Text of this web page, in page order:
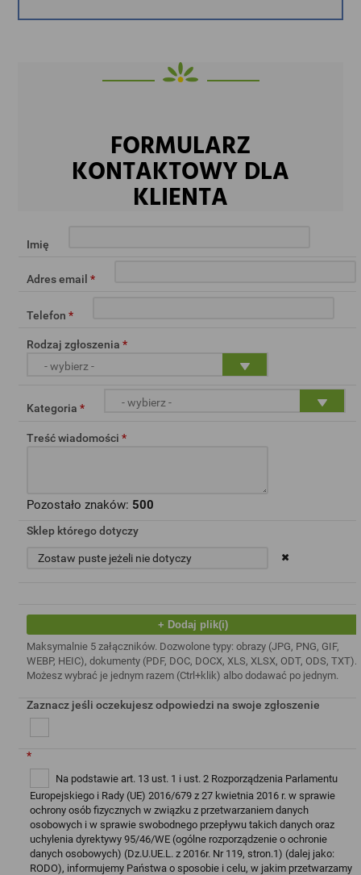
FORMULARZ
KONTAKTOWY DLA
KLIENTA
Imię
Adres email*
Telefon*
Rodzaj zgłoszenia*
- wybierz -
Kategoria* - wybierz -
Treść wiadomości*
Pozostało znaków: 500
Sklep którego dotyczy
+ Dodaj plik(i)
Maksymalnie 5 załączników. Dozwolone typy: obrazy (JPG, PNG, GIF,
WEBP, HEIC), dokumenty (PDF, DOC, DOCX, XLS, XLSX, ODT, ODS, TXT).
Możesz wybrać je jednym razem (Ctrl+klik) albo dodawać po jednym.
Zaznacz jeśli oczekujesz odpowiedzi na swoje zgłoszenie
*
Na podstawie art. 13 ust. 1 i ust. 2 Rozporządzenia Parlamentu
Europejskiego i Rady (UE) 2016/679 z 27 kwietnia 2016 r. w sprawie
ochrony osób fizycznych w związku z przetwarzaniem danych
osobowych i w sprawie swobodnego przepływu takich danych oraz
uchylenia dyrektywy 95/46/WE (ogólne rozporządzenie o ochronie
danych osobowych) (Dz.U.UE.L. z 2016r. Nr 119, stron.1) (dalej jako:
RODO), informujemy Państwa o sposobie i celu, w jakim przetwarzamy